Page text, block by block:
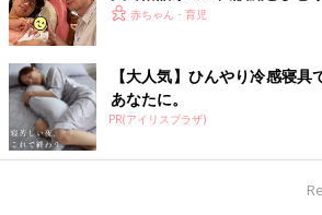
はの不安とは･･･
赤ちゃん・育児
【大人気】ひんやり冷感寝具
あなたに。
PR(アイリスプラザ)